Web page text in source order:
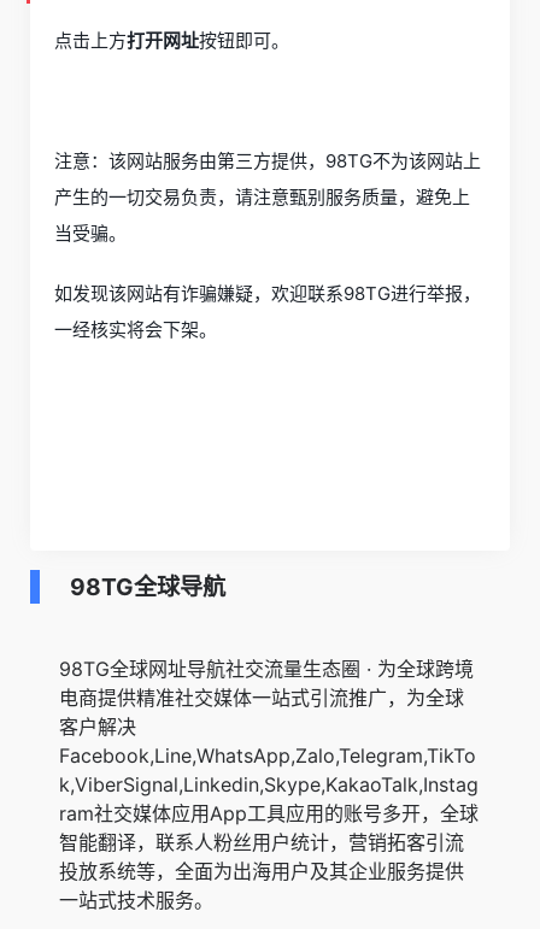
点击上方打开网址按钮即可。
注意：该网站服务由第三方提供，98TG不为该网站上
产生的一切交易负责，请注意甄别服务质量，避免上
当受骗。
如发现该网站有诈骗嫌疑，欢迎联系98TG进行举报，
一经核实将会下架。
98TG全球导航
98TG全球网址导航社交流量生态圈 · 为全球跨境
电商提供精准社交媒体一站式引流推广，为全球
客户解决
Facebook,Line,WhatsApp,Zalo,Telegram,TikTo
k,ViberSignal,Linkedin,Skype,KakaoTalk,Instag
ram社交媒体应用App工具应用的账号多开，全球
智能翻译，联系人粉丝用户统计，营销拓客引流
投放系统等，全面为出海用户及其企业服务提供
一站式技术服务。